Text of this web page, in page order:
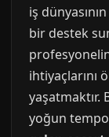
iş
bir destek
ihtiyaçlarını
yoğun